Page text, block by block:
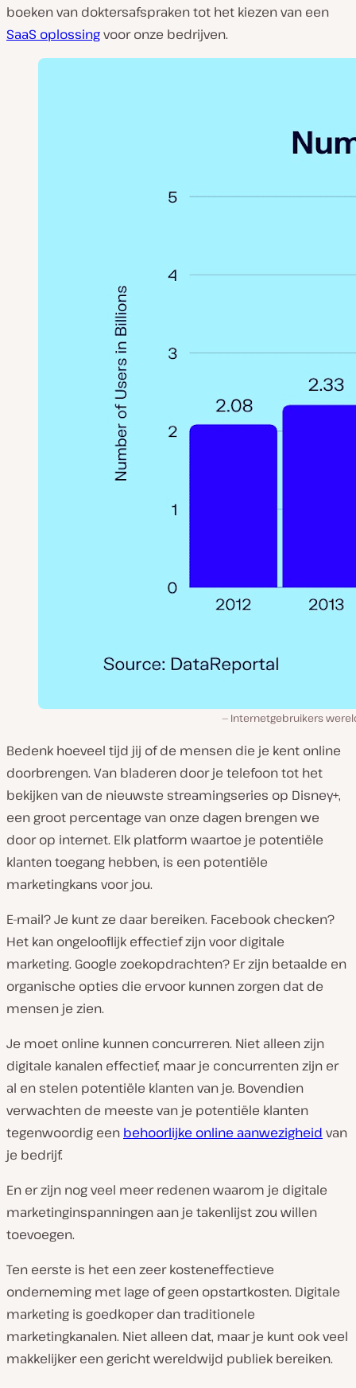
boeken van doktersafspraken tot het kiezen van een
SaaS oplossingvoor onze bedrijven.
Internetgebruikers
Bedenk hoeveel tijd jij of de mensen die je kent online
doorbrengen. Van bladeren door je telefoon tot het
bekijken van de nieuwste streamingseries op Disney+,
een groot percentage van onze dagen brengen we
door op internet. Elk platform waartoe je potentiële
klanten toegang hebben, is een potentiële
marketingkans voor jou.
E-mail? Je kunt ze daar bereiken. Facebook checken?
Het kan ongelooflijk effectief zijn voor digitale
marketing. Google zoekopdrachten? Er zijn betaalde en
organische opties die ervoor kunnen zorgen dat de
mensen je zien.
Je moet online kunnen concurreren. Niet alleen zijn
digitale kanalen effectief, maar je concurrenten zijn er
al en stelen potentiële klanten van je. Bovendien
verwachten de meeste van je potentiële klanten
tegenwoordig een behoorlijke online aanwezigheid van
je bedrijf.
En er zijn nog veel meer redenen waarom je digitale
marketinginspanningen aan je takenlijst zou willen
toevoegen.
Ten eerste is het een zeer kosteneffectieve
onderneming met lage of geen opstartkosten. Digitale
marketing is goedkoper dan traditionele
marketingkanalen. Niet alleen dat, maar je kunt ook veel
makkelijker een gericht wereldwijd publiek bereiken.